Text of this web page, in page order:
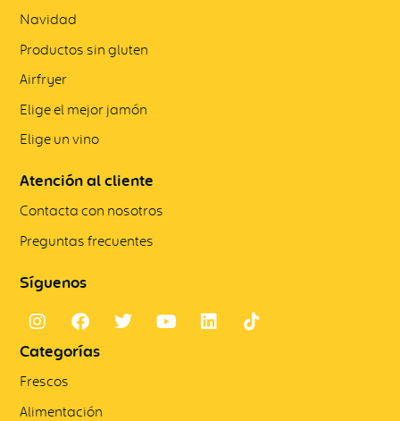
Navidad
Productos sin gluten
Airfryer
Elige el mejor jamón
Elige un vino
Atención al cliente
Contacta con nosotros
Preguntas frecuentes
Síguenos
Categorías
Frescos
Alimentación